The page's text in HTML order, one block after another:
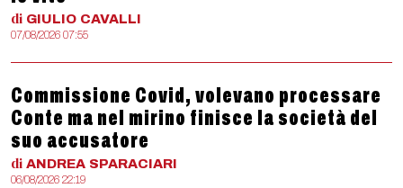
di GIULIO CAVALLI
07/08/2026 07:55
Commissione Covid, volevano processare
Conte ma nel mirino finisce la società del
suo accusatore
di ANDREA SPARACIARI
06/08/2026 22:19